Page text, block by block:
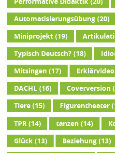
Automatisierungsübung(20)
Miniprojekt(19)
Typisch Deutsch?(18)
Mitsingen(17) Erklärvideo
DACHL(16) Coverversion
Tiere(15) Figurentheater
TPR(14) tanzen(14)
Glück(13) Beziehung(13)